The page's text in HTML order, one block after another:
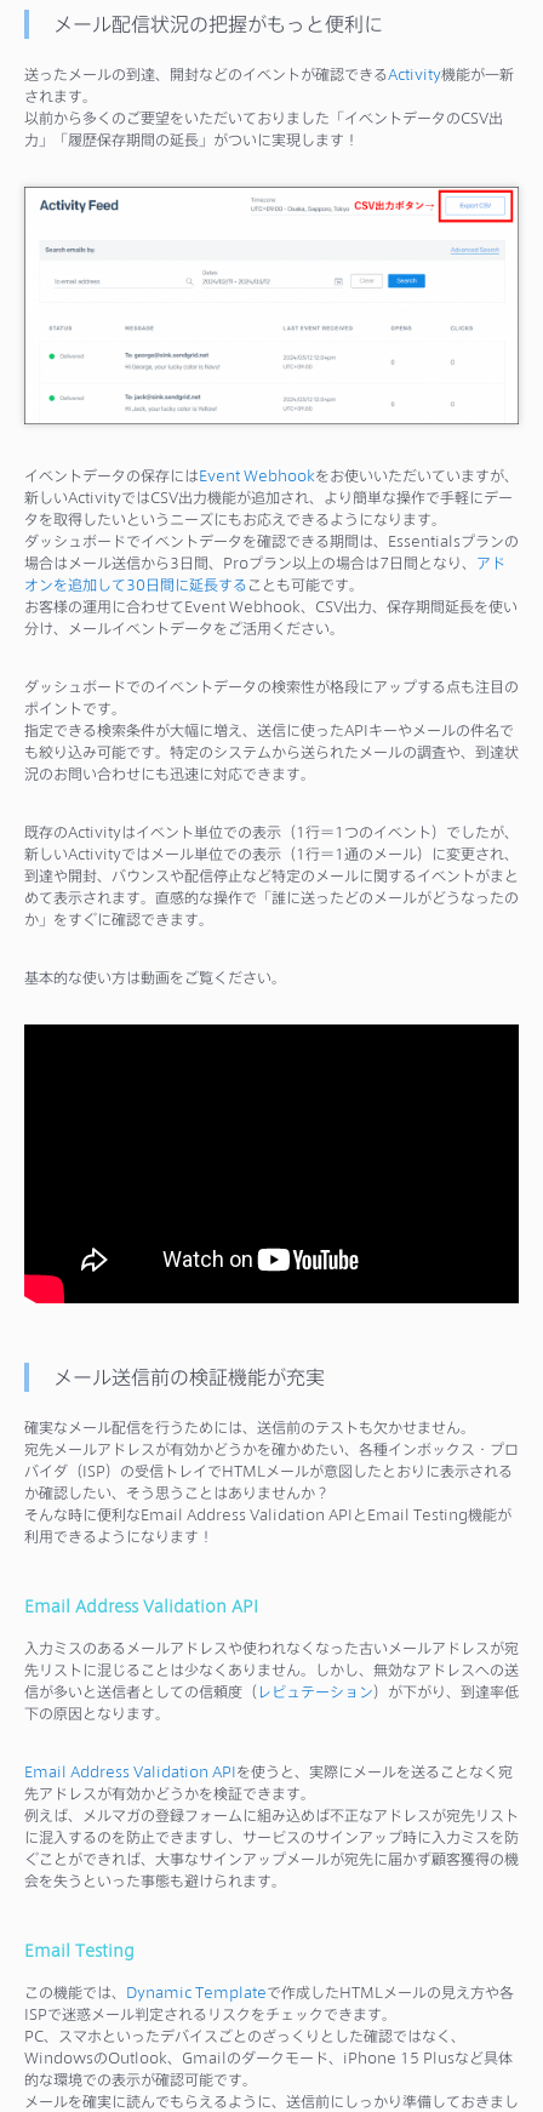
メール配信状況の把握がもっと便利に
送ったメールの到達、開封などのイベントが確認できるActivity機能が一新
されます。
以前から多くのご要望をいただいておりました「イベントデータのCSV出
力」「履歴保存期間の延長」がついに実現します！
イベントデータの保存にはEvent Webhookをお使いいただいていますが、
新しいActivityではCSV出力機能が追加され、より簡単な操作で手軽にデー
タを取得したいというニーズにもお応えできるようになります。
ダッシュボードでイベントデータを確認できる期間は、Essentialsプランの
場合はメール送信から3日間、Proプラン以上の場合は7日間となり、 アド
オンを追加して30日間に延長することも可能です。
お客様の運用に合わせてEvent Webhook、CSV出力、保存期間延長を使い
分け、メールイベントデータをご活用ください。
ダッシュボードでのイベントデータの検索性が格段にアップする点も注目の
ポイントです。
指定できる検索条件が大幅に増え、送信に使ったAPIキーやメールの件名で
も絞り込み可能です。特定のシステムから送られたメールの調査や、到達状
況のお問い合わせにも迅速に対応できます。
既存のActivityはイベント単位での表示（1行＝1つのイベント）でしたが、
新しいActivityではメール単位での表示（1行＝1通のメール）に変更され、
到達や開封、バウンスや配信停止など特定のメールに関するイベントがまと
めて表示されます。直感的な操作で「誰に送ったどのメールがどうなったの
か」をすぐに確認できます。
基本的な使い方は動画をご覧ください。
メール送信前の検証機能が充実
確実なメール配信を行うためには、送信前のテストも欠かせません。
宛先メールアドレスが有効かどうかを確かめたい、各種インボックス・プロ
バイダ（ISP）の受信トレイでHTMLメールが意図したとおりに表示される
か確認したい、そう思うことはありませんか？
そんな時に便利なEmail Address Validation APIとEmail Testing機能が
利用できるようになります！
Email Address Validation API
入力ミスのあるメールアドレスや使われなくなった古いメールアドレスが宛
先リストに混じることは少なくありません。しかし、無効なアドレスへの送
信が多いと送信者としての信頼度（レピュテーション）が下がり、到達率低
下の原因となります。
Email Address Validation APIを使うと、実際にメールを送ることなく宛
先アドレスが有効かどうかを検証できます。
例えば、メルマガの登録フォームに組み込めば不正なアドレスが宛先リスト
に混入するのを防止できますし、サービスのサインアップ時に入力ミスを防
ぐことができれば、大事なサインアップメールが宛先に届かず顧客獲得の機
会を失うといった事態も避けられます。
Email Testing
この機能では、 Dynamic Templateで作成したHTMLメールの見え方や各
ISPで迷惑メール判定されるリスクをチェックできます。
PC、スマホといったデバイスごとのざっくりとした確認ではなく、
WindowsのOutlook、Gmailのダークモード、iPhone 15 Plusなど具体
的な環境での表示が確認可能です。
メールを確実に読んでもらえるように、送信前にしっかり準備しておきまし